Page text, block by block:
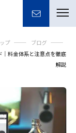
プ
ブログ
料金体系と注意点を徹底
解説